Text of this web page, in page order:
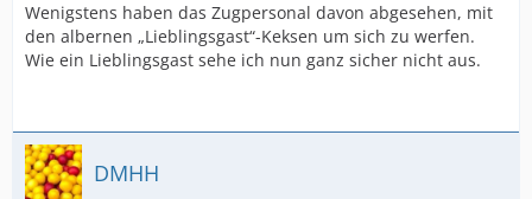
Wenigstens haben das Zugpersonal davon abgesehen, mit
den albernen „Lieblingsgast“-Keksen um sich zu werfen.
Wie ein Lieblingsgast sehe ich nun ganz sicher nicht aus.
DMHH